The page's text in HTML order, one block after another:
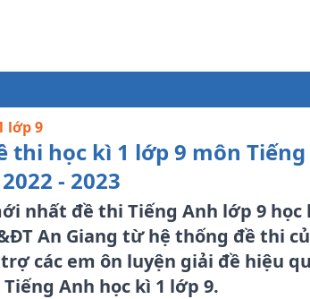
lớp 9
thi học kì 1 lớp 9 môn Tiếng
- 2023
nhất đề thi Tiếng Anh lớp 9 học
An Giang từ hệ thống đề thi
các em ôn luyện giải đề hiệu
Anh học kì 1 lớp 9.